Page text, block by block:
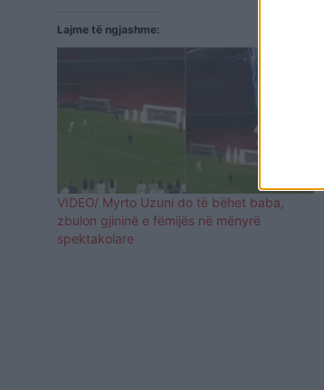
Lajme të ngjashme:
VIDEO/ Myrto Uzuni do të bëhet baba,
zbulon gjininë e fëmijës në mënyrë
spektakolare